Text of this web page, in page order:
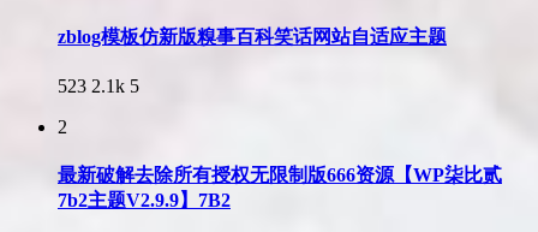
zblog模板仿新版糗事百科笑话网站自适应主题
523 2.1k 5
2
最新破解去除所有授权无限制版666资源【WP柒比贰
7b2主题V2.9.9】7B2